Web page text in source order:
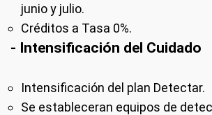
junio y julio.
Créditos a Tasa 0%.
- Intensificación del Cuidado
Intensificación del plan Detectar.
Se estableceran equipos de